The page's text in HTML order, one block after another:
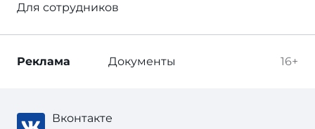
Для сотрудников
16+
Реклама Документы
Вконтакте